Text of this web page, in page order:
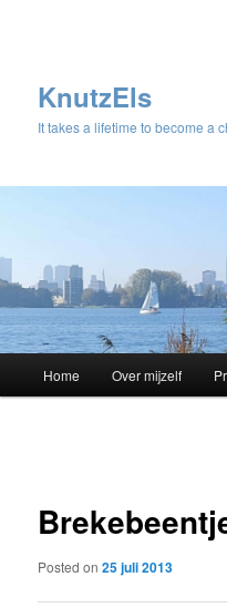
KnutzEls
It takes a lifetime to become a
Skip
content
Home Over mijzelf
Posted on25 juli 2013